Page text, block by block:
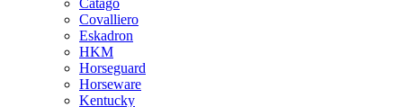
Catago
Covalliero
Eskadron
HKM
Horseguard
Horseware
Kentucky